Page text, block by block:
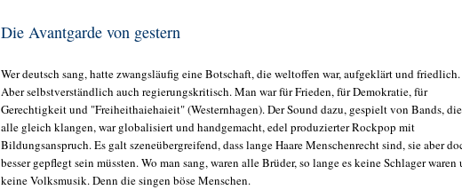
Die Avantgarde von gestern
Wer deutsch sang, hatte zwangsläufig eine Botschaft, die weltoffen war, aufgeklärt und friedlich.
Aber selbstverständlich auch regierungskritisch. Man war für Frieden, für Demokratie, für
Gerechtigkeit und "Freiheithaiehaieit" (Westernhagen). Der Sound dazu, gespielt von Bands, die
alle gleich klangen, war globalisiert und handgemacht, edel produzierter Rockpop mit
Bildungsanspruch. Es galt szeneübergreifend, dass lange Haare Menschenrecht sind, sie aber
besser gepflegt sein müssten. Wo man sang, waren alle Brüder, so lange es keine Schlager waren
keine Volksmusik. Denn die singen böse Menschen.